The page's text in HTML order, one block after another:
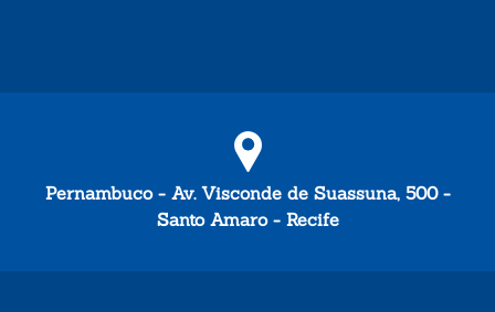
Pernambuco - Av. Visconde de Suassuna, 500 -
Santo Amaro - Recife